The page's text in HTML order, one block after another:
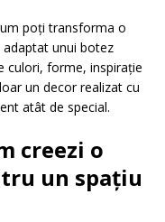
poți transforma o
unui botez
culori, forme, inspirație
un decor realizat cu
atât de special.
creezi o
un spațiu